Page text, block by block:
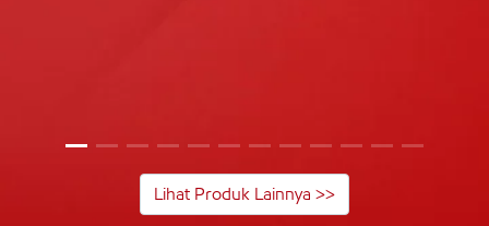
Lihat Produk Lainnya >>